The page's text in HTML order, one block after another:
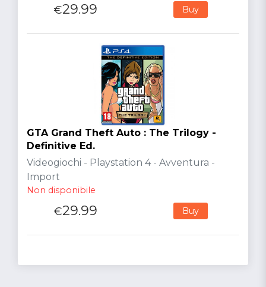
€29.99 Buy
GTA Grand Theft Auto : The Trilogy -
Definitive Ed.
Videogiochi - Playstation 4 - Avventura -
Import
Non disponibile
€29.99 Buy